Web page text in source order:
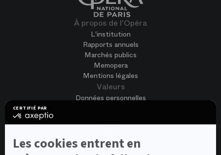
CERTIFIÉ PAR
certifié
En
Les cookies entrent en
À propos de l'Opéra
L'institution
Rapports annuels
Marchés publics
Memopera
Mentions légales
Valeurs
Données personnelles
Nous rejoindre